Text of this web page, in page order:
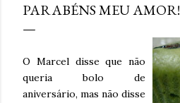
PARABÉNS MEU AMOR!
O Marcel disse que não
queria bolo de
aniversário, mas não disse